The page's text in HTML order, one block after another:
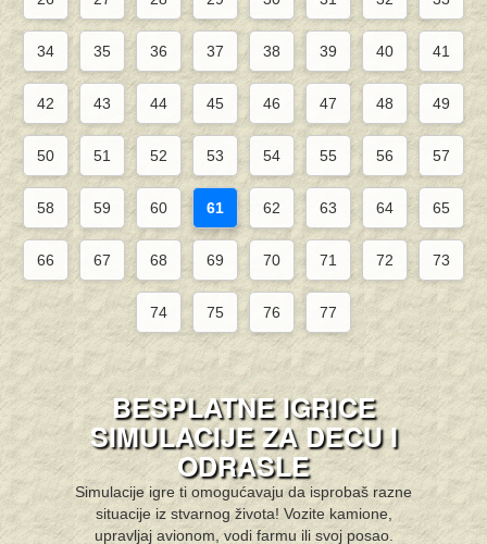
34 35 36 37 38 39 40 41
42 43 44 45 46 47 48 49
50 51 52 53 54 55 56 57
58 59 60 61 62 63 64 65
66 67 68 69 70 71 72 73
74 75 76 77
BESPLATNE IGRICE
SIMULACIJE ZA DECU I
ODRASLE
Simulacije igre ti omogućavaju da isprobaš razne
situacije iz stvarnog života! Vozite kamione,
upravljaj avionom, vodi farmu ili svoj posao.